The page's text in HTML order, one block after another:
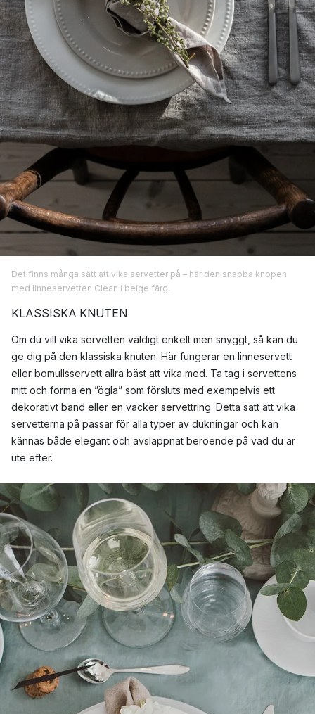
Det finns många sätt att vika servetter på – här den snabba knopen
med linneservetten Clean i beige färg.
KLASSISKA KNUTEN
Om du vill vika servetten väldigt enkelt men snyggt, så kan du
ge dig på den klassiska knuten. Här fungerar en linneservett
eller bomullsservett allra bäst att vika med. Ta tag i servettens
mitt och forma en ”ögla” som försluts med exempelvis ett
dekorativt band eller en vacker servettring. Detta sätt att vika
servetterna på passar för alla typer av dukningar och kan
kännas både elegant och avslappnat beroende på vad du är
ute efter.